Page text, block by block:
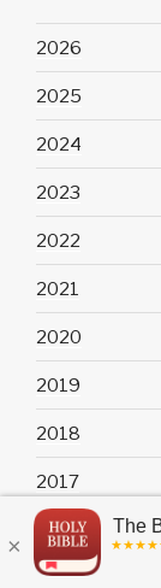
2026
2025
2024
2023
2022
2021
2020
2019
2018
2017
2016